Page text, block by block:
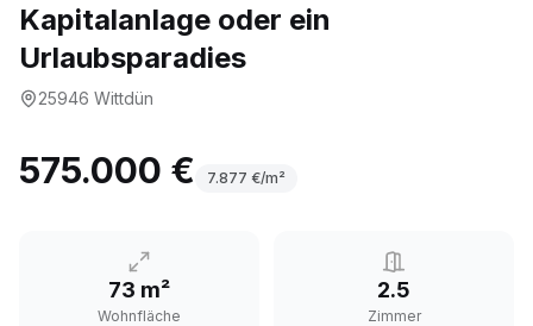
Kapitalanlage oder ein
Urlaubsparadies
25946 Wittdün
575.000 € 7.877 €/m²
73 m²
Wohnfläche
2.5
Zimmer